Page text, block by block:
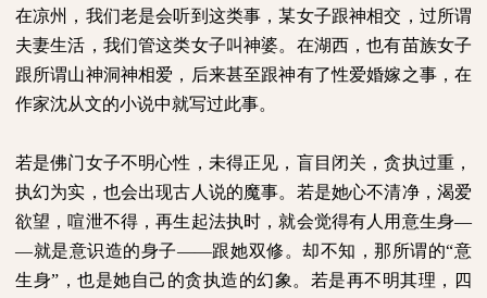
在凉州，我们老是会听到这类事，某女子跟神相交，过所谓
夫妻生活，我们管这类女子叫神婆。在湖西，也有苗族女子
跟所谓山神洞神相爱，后来甚至跟神有了性爱婚嫁之事，在
作家沈从文的小说中就写过此事。
若是佛门女子不明心性，未得正见，盲目闭关，贪执过重，
执幻为实，也会出现古人说的魔事。若是她心不清净，渴爱
欲望，喧泄不得，再生起法执时，就会觉得有人用意生身―
―就是意识造的身子――跟她双修。却不知，那所谓的“意
生身”，也是她自己的贪执造的幻象。若是再不明其理，四